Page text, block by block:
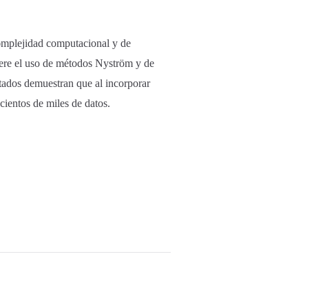
computacional y de
el uso de métodos Nyström y de
demuestran que al incorporar
de miles de datos.